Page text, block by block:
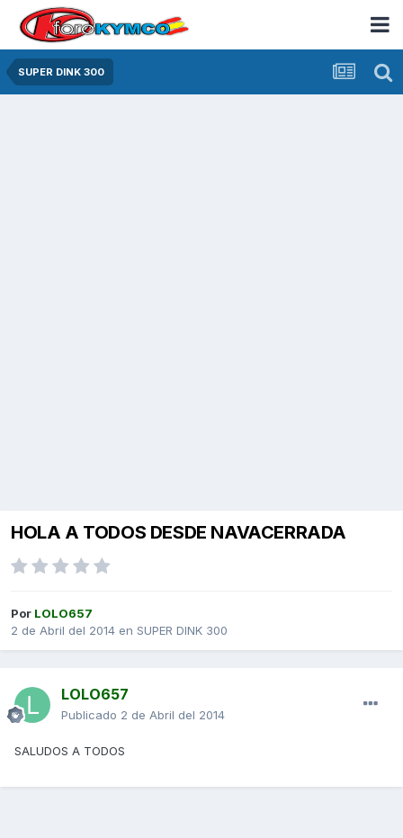
SUPER DINK 300
HOLA A TODOS DESDE NAVACERRADA
Por LOLO657
2 de Abril del 2014 en SUPER DINK 300
LOLO657
Publicado 2 de Abril del 2014
SALUDOS A TODOS